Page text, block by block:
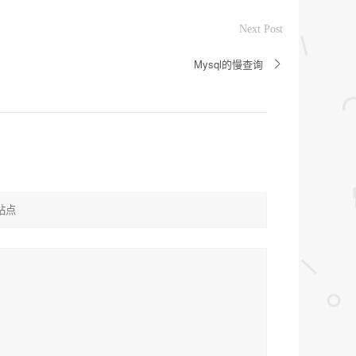
Next Post
Mysql的慢查询